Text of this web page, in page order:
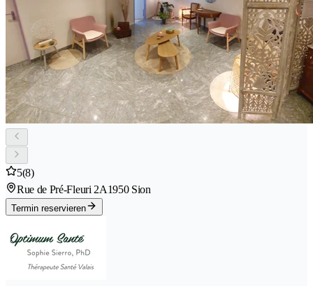
5(8)
Rue de Pré-Fleuri 2A1950 Sion
Termin reservieren